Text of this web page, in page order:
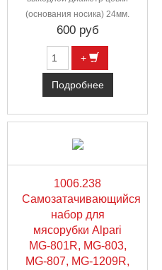
(основания носика) 24мм.
600 руб
+
Подробнее
1006.238
Самозатачивающийся
набор для
мясорубки Alpari
MG-801R, MG-803,
MG-807, MG-1209R,